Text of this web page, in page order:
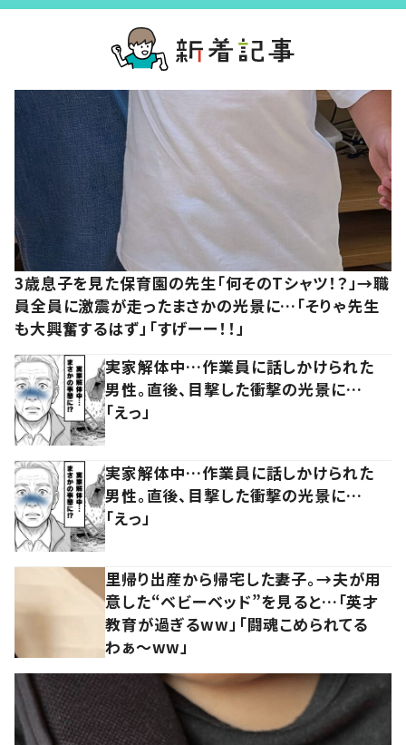
3歳息子を見た保育園の先生「何そのTシャツ！？」→職
員全員に激震が走ったまさかの光景に…「そりゃ先生
も大興奮するはず」「すげーー！！」
実家解体中…作業員に話しかけられた
男性。直後、目撃した衝撃の光景に…
「えっ」
実家解体中…作業員に話しかけられた
男性。直後、目撃した衝撃の光景に…
「えっ」
里帰り出産から帰宅した妻子。→夫が用
意した“ベビーベッド”を見ると…「英才
教育が過ぎるww」「闘魂こめられてる
わぁ～ww」